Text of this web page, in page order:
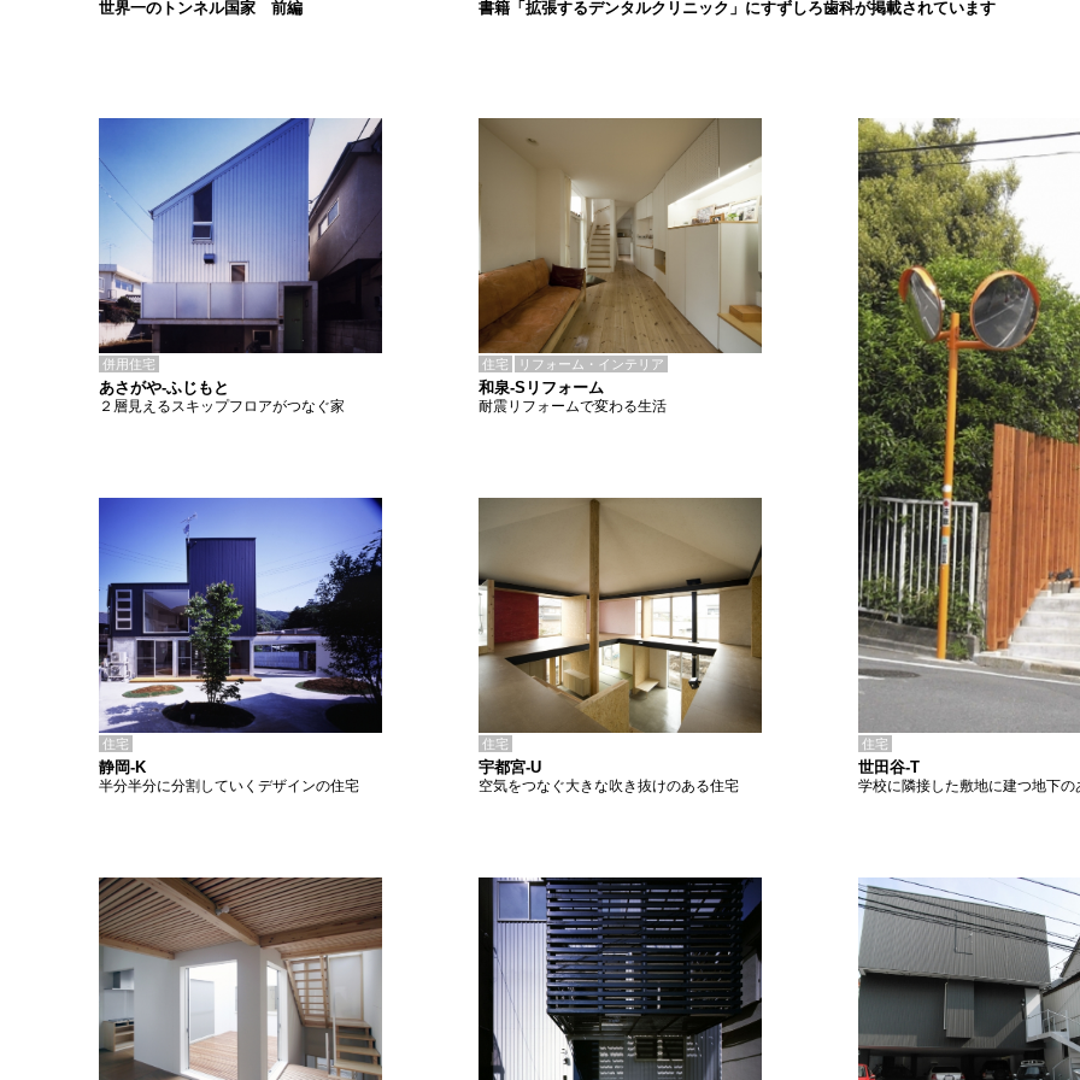
書籍「拡張するデンタルクリニック」にすずしろ歯科が掲載されています
世界一のトンネル国家 前編
併用住宅
あさがや-ふじもと
２層見えるスキップフロアがつなぐ家
住宅 リフォーム・インテリア
和泉-Sリフォーム
耐震リフォームで変わる生活
住宅
静岡-K
半分半分に分割していくデザインの住宅
住宅
宇都宮-U
空気をつなぐ大きな吹き抜けのある住宅
住宅
世田谷-T
学校に隣接した敷地に建つ地下の